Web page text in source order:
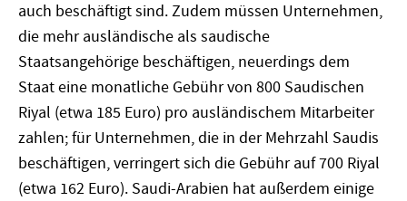
auch beschäftigt sind. Zudem müssen Unternehmen,
die mehr ausländische als saudische
Staatsangehörige beschäftigen, neuerdings dem
Staat eine monatliche Gebühr von 800 Saudischen
Riyal (etwa 185 Euro) pro ausländischem Mitarbeiter
zahlen; für Unternehmen, die in der Mehrzahl Saudis
beschäftigen, verringert sich die Gebühr auf 700 Riyal
(etwa 162 Euro). Saudi-Arabien hat außerdem einige